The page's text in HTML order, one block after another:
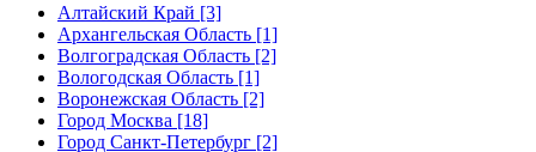
Алтайский Край [3]
Архангельская Область [1]
Волгоградская Область [2]
Вологодская Область [1]
Воронежская Область [2]
Город Москва [18]
Город Санкт-Петербург [2]